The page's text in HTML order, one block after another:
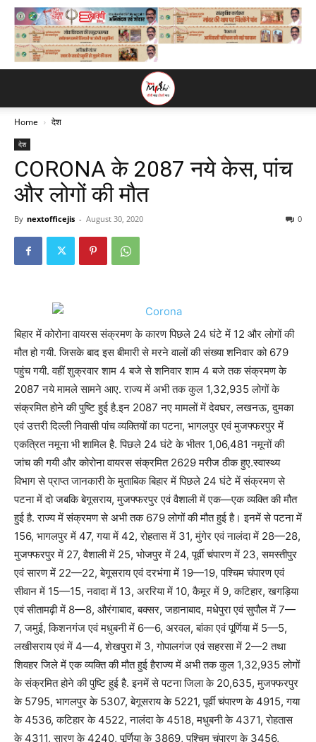
Home देश
देश
CORONA के 2087 नये केस, पांच
और लोगों की मौत
By nextofficejis - August 30, 2020 0
बिहार में कोरोना वायरस संक्रमण के कारण पिछले 24 घंटे में 12 और लोगों की
मौत हो गयी. जिसके बाद इस बीमारी से मरने वालों की संख्या शनिवार को 679
पहुंच गयी. वहीं शुक्रवार शाम 4 बजे से शनिवार शाम 4 बजे तक संक्रमण के
2087 नये मामले सामने आए. राज्य में अभी तक कुल 1,32,935 लोगों के
संक्रमित होने की पुष्टि हुई है.इन 2087 नए मामलों में देवघर, लखनऊ, दुमका
एवं उत्तरी दिल्ली निवासी पांच व्यक्तियों का पटना, भागलपुर एवं मुजफ्फरपुर में
एकत्रित नमूना भी शामिल है. पिछले 24 घंटे के भीतर 1,06,481 नमूनों की
जांच की गयी और कोरोना वायरस संक्रमित 2629 मरीज ठीक हुए.स्वास्थ्य
विभाग से प्राप्त जानकारी के मुताबिक बिहार में पिछले 24 घंटे में संक्रमण से
पटना में दो जबकि बेगूसराय, मुजफ्फरपुर एवं वैशाली में एक—एक व्यक्ति की मौत
हुई है. राज्य में संक्रमण से अभी तक 679 लोगों की मौत हुई है। इनमें से पटना में
156, भागलपुर में 47, गया में 42, रोहतास में 31, मुंगेर एवं नालंदा में 28—28,
मुजफ्फरपुर में 27, वैशाली में 25, भोजपुर में 24, पूर्वी चंपारण में 23, समस्तीपुर
एवं सारण में 22—22, बेगूसराय एवं दरभंगा में 19—19, पश्चिम चंपारण एवं
सीवान में 15—15, नवादा में 13, अररिया में 10, कैमूर में 9, कटिहार, खगड़िया
एवं सीतामढ़ी में 8—8, औरंगाबाद, बक्सर, जहानाबाद, मधेपुरा एवं सुपौल में 7—
7, जमुई, किशनगंज एवं मधुबनी में 6—6, अरवल, बांका एवं पूर्णिया में 5—5,
लखीसराय एवं में 4—4, शेखपुरा में 3, गोपालगंज एवं सहरसा में 2—2 तथा
शिवहर जिले में एक व्यक्ति की मौत हुई हैराज्य में अभी तक कुल 1,32,935 लोगों
के संक्रमित होने की पुष्टि हुई है. इनमें से पटना जिला के 20,635, मुजफ्फरपुर
के 5795, भागलपुर के 5307, बेगूसराय के 5221, पूर्वी चंपारण के 4915, गया
के 4536, कटिहार के 4522, नालंदा के 4518, मधुबनी के 4371, रोहतास
के 4311, सारण के 4240, पूर्णिया के 3869, पश्चिम चंपारण के 3456,